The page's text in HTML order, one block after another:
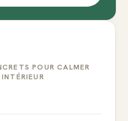
POUR CALMER